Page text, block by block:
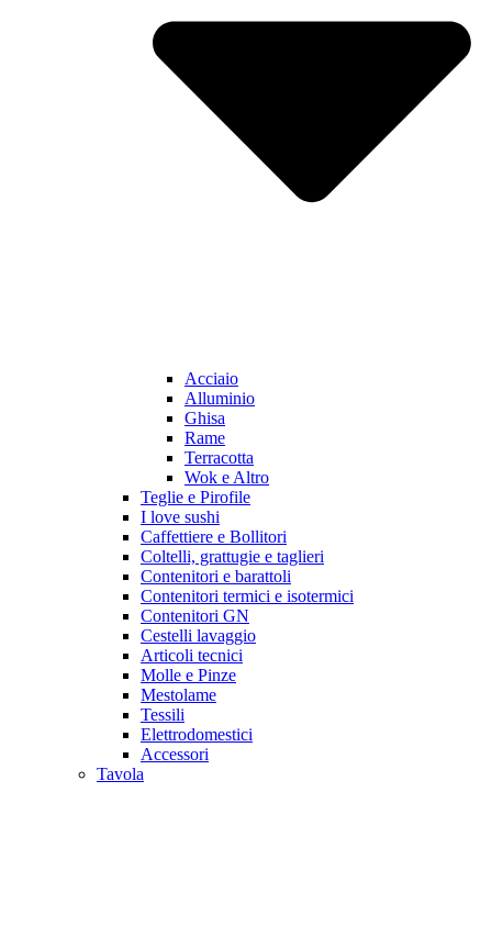
Acciaio
Alluminio
Ghisa
Rame
Terracotta
Wok e Altro
Teglie e Pirofile
I love sushi
Caffettiere e Bollitori
Coltelli, grattugie e taglieri
Contenitori e barattoli
Contenitori termici e isotermici
Contenitori GN
Cestelli lavaggio
Articoli tecnici
Molle e Pinze
Mestolame
Tessili
Elettrodomestici
Accessori
Tavola